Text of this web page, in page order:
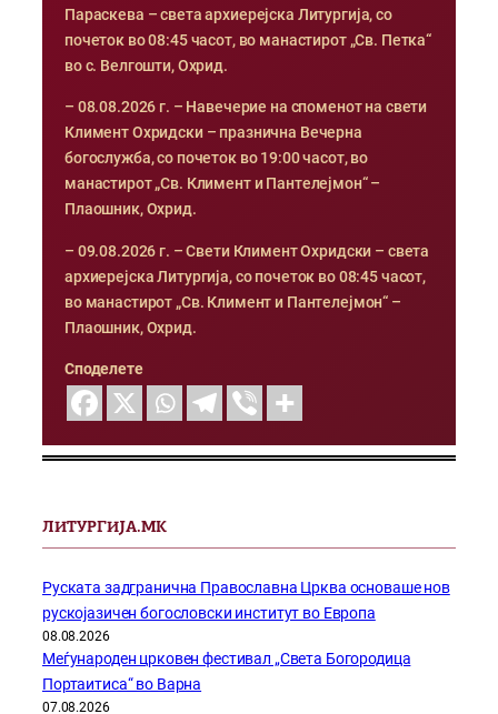
Параскева – света архиерејска Литургија, со
почеток во 08:45 часот, во манастирот „Св. Петка“
во с. Велгошти, Охрид.
– 08.08.2026 г. – Навечерие на споменот на свети
Климент Охридски – празнична Вечерна
богослужба, со почеток во 19:00 часот, во
манастирот „Св. Климент и Пантелејмон“ –
Плаошник, Охрид.
– 09.08.2026 г. – Свети Климент Охридски – света
архиерејска Литургија, со почеток во 08:45 часот,
во манастирот „Св. Климент и Пантелејмон“ –
Плаошник, Охрид.
Споделете
ЛИТУРГИЈА.МК
Руската задгранична Православна Црква основаше нов
рускојазичен богословски институт во Европа
08.08.2026
Меѓународен црковен фестивал „Света Богородица
Портаитиса“ во Варна
07.08.2026